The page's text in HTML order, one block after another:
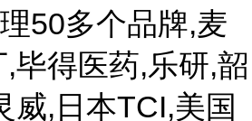
50多个品牌,麦
毕得医药,乐研,韶
威,日本TCI,美国